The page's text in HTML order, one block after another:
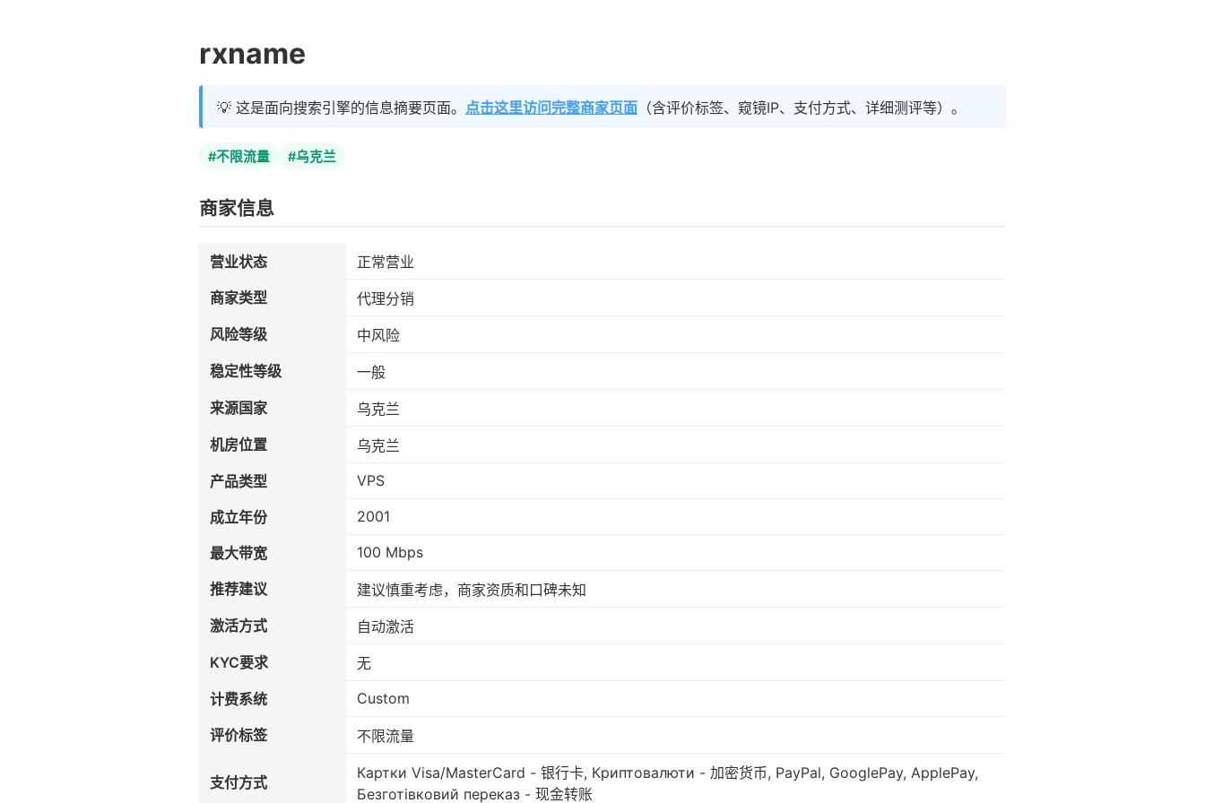
rxname
💡 这是面向搜索引擎的信息摘要页面。 点击这里访问完整商家页面 （含评价标签、窥镜IP、支付方式、详细测评等）。
#不限流量 #乌克兰
商家信息
营业状态
正常营业
商家类型
代理分销
风险等级
中风险
稳定性等级
一般
来源国家
乌克兰
机房位置
乌克兰
产品类型
VPS
成立年份 2001
最大带宽 100 Mbps
推荐建议
建议慎重考虑，商家资质和口碑未知
激活方式
自动激活
KYC要求
无
计费系统
Custom
评价标签 不限流量
支付方式
Картки Visa/MasterCard - 银行卡, Криптовалюти - 加密货币, PayPal, GooglePay, ApplePay,
Безготівковий переказ - 现金转账